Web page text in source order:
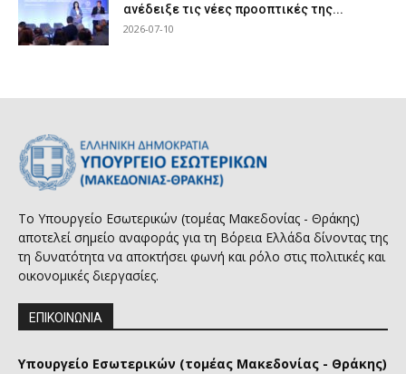
ανέδειξε τις νέες προοπτικές της...
2026-07-10
Το Υπουργείο Εσωτερικών (τομέας Μακεδονίας - Θράκης)
αποτελεί σημείο αναφοράς για τη Βόρεια Ελλάδα δίνοντας της
τη δυνατότητα να αποκτήσει φωνή και ρόλο στις πολιτικές και
οικονομικές διεργασίες.
ΕΠΙΚΟΙΝΩΝΙΑ
Υπουργείο Εσωτερικών (τομέας Μακεδονίας - Θράκης)